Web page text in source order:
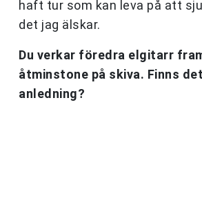
haft tur som kan leva på att
det jag älskar.
Du verkar föredra elgitarr
åtminstone på skiva. Finns
anledning?